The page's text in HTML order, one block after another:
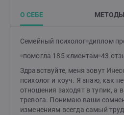
О СЕБЕ МЕТОДЫ
Семейный психолог диплом
помогла 185 клиентам 43
Здравствуйте, меня зовут
психолог и коуч. Я знаю, как
отношения заходят в тупик, а
тревога. Понимаю ваши
изменениям всегда самый